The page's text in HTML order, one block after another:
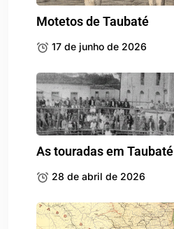
Motetos de Taubaté
17 de junho de 2026
As touradas em Taubaté
28 de abril de 2026